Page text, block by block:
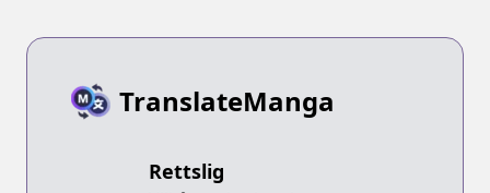
TranslateManga
Rettslig